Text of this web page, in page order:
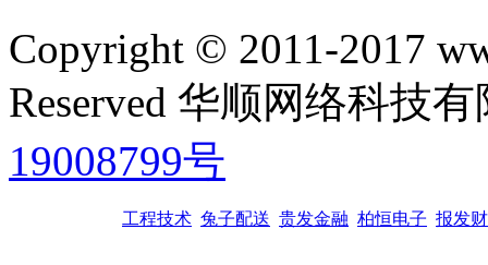
Copyright © 2011-2017
Reserved 华顺网络科技
19008799号
工程技术 兔子配送 贵发金融 柏恒电子 报发